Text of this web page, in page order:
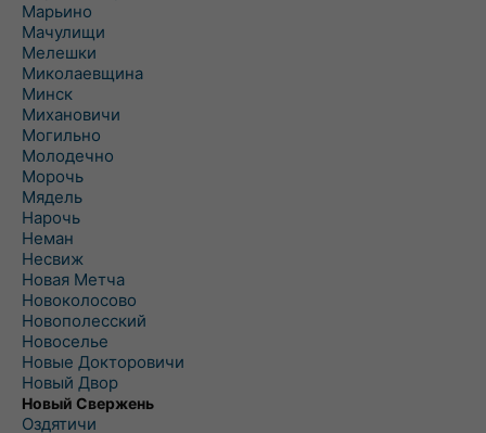
Марьино
Мачулищи
Мелешки
Миколаевщина
Минск
Михановичи
Могильно
Молодечно
Морочь
Мядель
Нарочь
Неман
Несвиж
Новая Метча
Новоколосово
Новополесский
Новоселье
Новые Докторовичи
Новый Двор
Новый Свержень
Оздятичи